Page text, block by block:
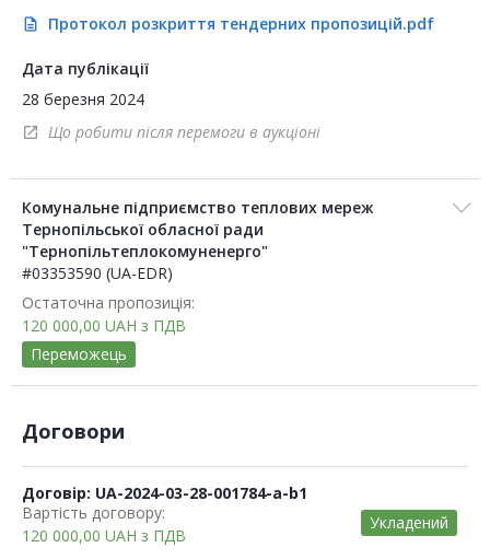
description Протокол розкриття тендерних пропозицій.pdf
Дата публікації
28 березня 2024
open_in_new Що робити після перемоги в аукціоні
Комунальне підприємство теплових мереж
Тернопільської обласної ради
"Тернопільтеплокомуненерго"
#03353590 (UA-EDR)
Остаточна пропозиція:
120 000,00 UAH з ПДВ
Переможець
Договори
Договір: UA-2024-03-28-001784-a-b1
Вартість договору:
120 000,00 UAH з ПДВ
Укладений